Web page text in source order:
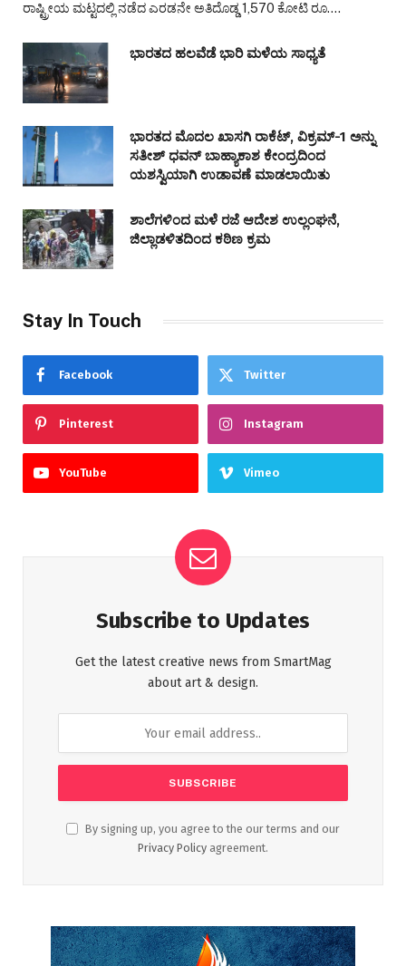
ರಾಷ್ಟ್ರೀಯ ಮಟ್ಟದಲ್ಲಿ ನಡೆದ ಎರಡನೇ ಅತಿದೊಡ್ಡ 1,570 ಕೋಟಿ ರೂ.…
ಭಾರತದ ಹಲವೆಡೆ ಭಾರಿ ಮಳೆಯ ಸಾಧ್ಯತೆ
ಭಾರತದ ಮೊದಲ ಖಾಸಗಿ ರಾಕೆಟ್, ವಿಕ್ರಮ್-1 ಅನ್ನು
ಸತೀಶ್ ಧವನ್ ಬಾಹ್ಯಾಕಾಶ ಕೇಂದ್ರದಿಂದ
ಯಶಸ್ವಿಯಾಗಿ ಉಡಾವಣೆ ಮಾಡಲಾಯಿತು
ಶಾಲೆಗಳಿಂದ ಮಳೆ ರಜೆ ಆದೇಶ ಉಲ್ಲಂಘನೆ,
ಜಿಲ್ಲಾಡಳಿತದಿಂದ ಕಠಿಣ ಕ್ರಮ
Stay In Touch
Facebook Twitter
Pinterest Instagram
YouTube Vimeo
Subscribe to Updates
Get the latest creative news from SmartMag
about art & design.
By signing up, you agree to the our terms and our
Privacy Policy agreement.